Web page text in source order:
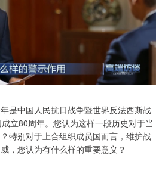
是中国人民抗日战争暨世界反法西斯战
立80周年。您认为这样一段历史对于当
特别对于上合组织成员国而言，维护战
，您认为有什么样的重要意义？